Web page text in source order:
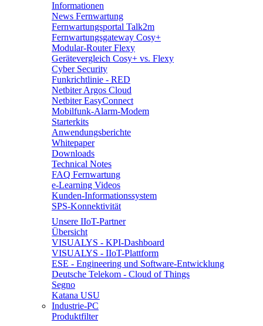
Informationen
News Fernwartung
Fernwartungsportal Talk2m
Fernwartungsgateway Cosy+
Modular-Router Flexy
Gerätevergleich Cosy+ vs. Flexy
Cyber Security
Funkrichtlinie - RED
Netbiter Argos Cloud
Netbiter EasyConnect
Mobilfunk-Alarm-Modem
Starterkits
Anwendungsberichte
Whitepaper
Downloads
Technical Notes
FAQ Fernwartung
e-Learning Videos
Kunden-Informationssystem
SPS-Konnektivität
Unsere IIoT-Partner
Übersicht
VISUALYS - KPI-Dashboard
VISUALYS - IIoT-Plattform
ESE - Engineering und Software-Entwicklung
Deutsche Telekom - Cloud of Things
Segno
Katana USU
Industrie-PC
Produktfilter